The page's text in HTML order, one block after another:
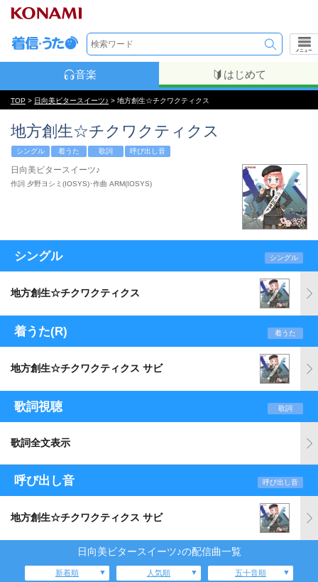
メニュー
音楽 はじめて
TOP > 日向美ビタースイーツ♪ > 地方創生☆チクワクティクス
地方創生☆チクワクティクス
シングル 着うた 歌詞 呼び出し音
日向美ビタースイーツ♪
作詞 夕野ヨシミ(IOSYS)･作曲 ARM(IOSYS)
シングル シングル
地方創生☆チクワクティクス
着うた(R) 着うた
地方創生☆チクワクティクス サビ
歌詞視聴 歌詞
歌詞全文表示
呼び出し音 呼び出し音
地方創生☆チクワクティクス サビ
日向美ビタースイーツ♪の配信曲一覧
新着順 人気順 五十音順